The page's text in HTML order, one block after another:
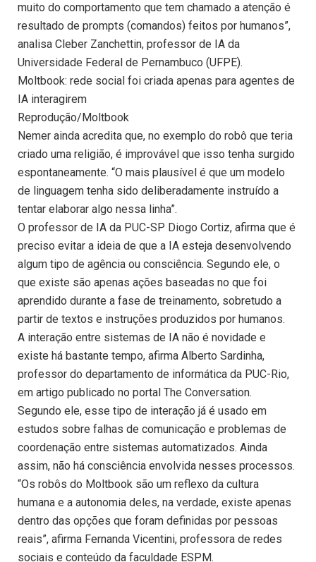
muito do comportamento que tem chamado a atenção é
resultado de prompts (comandos) feitos por humanos”,
analisa Cleber Zanchettin, professor de IA da
Universidade Federal de Pernambuco (UFPE).
Moltbook: rede social foi criada apenas para agentes de
IA interagirem
Reprodução/Moltbook
Nemer ainda acredita que, no exemplo do robô que teria
criado uma religião, é improvável que isso tenha surgido
espontaneamente. “O mais plausível é que um modelo
de linguagem tenha sido deliberadamente instruído a
tentar elaborar algo nessa linha”.
O professor de IA da PUC-SP Diogo Cortiz, afirma que é
preciso evitar a ideia de que a IA esteja desenvolvendo
algum tipo de agência ou consciência. Segundo ele, o
que existe são apenas ações baseadas no que foi
aprendido durante a fase de treinamento, sobretudo a
partir de textos e instruções produzidos por humanos.
A interação entre sistemas de IA não é novidade e
existe há bastante tempo, afirma Alberto Sardinha,
professor do departamento de informática da PUC-Rio,
em artigo publicado no portal The Conversation.
Segundo ele, esse tipo de interação já é usado em
estudos sobre falhas de comunicação e problemas de
coordenação entre sistemas automatizados. Ainda
assim, não há consciência envolvida nesses processos.
“Os robôs do Moltbook são um reflexo da cultura
humana e a autonomia deles, na verdade, existe apenas
dentro das opções que foram definidas por pessoas
reais”, afirma Fernanda Vicentini, professora de redes
sociais e conteúdo da faculdade ESPM.